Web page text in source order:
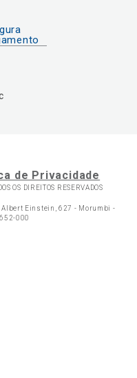
de Privacidade
OS DIREITOS RESERVADOS
Albert Einstein, 627 - Morumbi -
000